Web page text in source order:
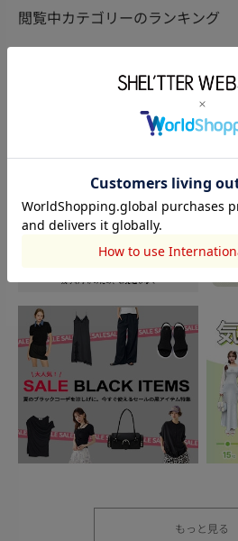
閲覧中カテゴリーのランキング
もっと見る